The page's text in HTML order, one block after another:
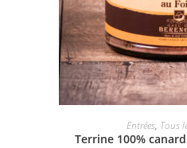
AJOUTER
Entrées, Tous
Terrine 100%